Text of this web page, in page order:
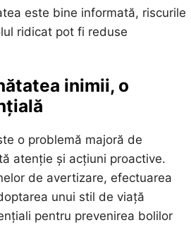
este bine informată, riscurile
ridicat pot fi reduse
inimii, o
o problemă majoră de
atenție și acțiuni proactive.
de avertizare, efectuarea
unui stil de viață
pentru prevenirea bolilor